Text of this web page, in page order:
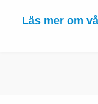
Läs mer om